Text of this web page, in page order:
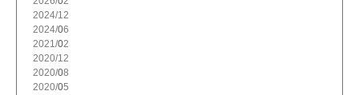
2024/12
2024/ 6
2021/ 2
2020/12
2020/ 8
2020/ 5